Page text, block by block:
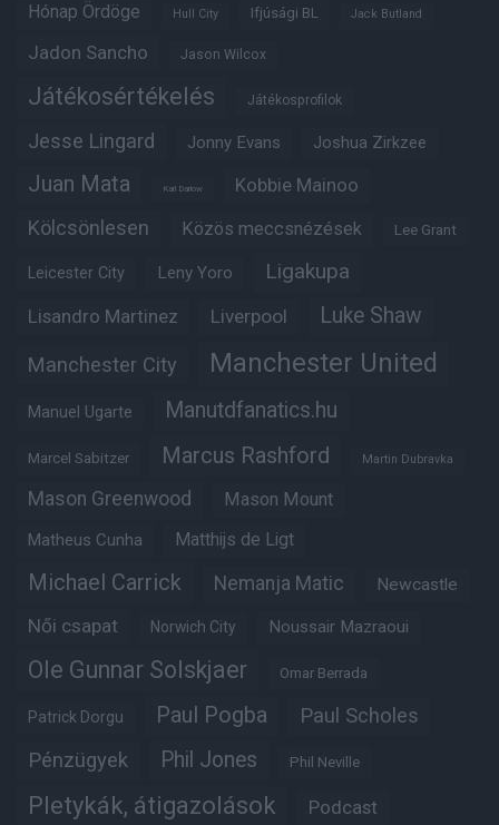
Hónap Ördöge Hull City Ifjúsági BL Jack Butland
Jadon Sancho Jason Wilcox
Játékosértékelés Játékosprofilok
Jesse Lingard Jonny Evans Joshua Zirkzee
Juan Mata Karl Darlow Kobbie Mainoo
Kölcsönlesen Közös meccsnézések Lee Grant
Leicester City Leny Yoro Ligakupa
Lisandro Martinez Liverpool Luke Shaw
Manchester City Manchester United
Manuel Ugarte Manutdfanatics.hu
Marcel Sabitzer Marcus Rashford Martin Dubravka
Mason Greenwood Mason Mount
Matheus Cunha Matthijs de Ligt
Michael Carrick Nemanja Matic Newcastle
Női csapat Norwich City Noussair Mazraoui
Ole Gunnar Solskjaer Omar Berrada
Patrick Dorgu Paul Pogba Paul Scholes
Pénzügyek Phil Jones Phil Neville
Pletykák, átigazolások Podcast